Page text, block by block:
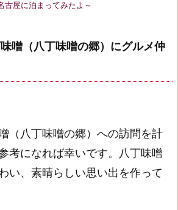
古屋に泊まってみたよ～
噌（八丁味噌の郷）にグルメ仲
（八丁味噌の郷）への訪問を計
考になれば幸いです。八丁味噌
い、素晴らしい思い出を作って